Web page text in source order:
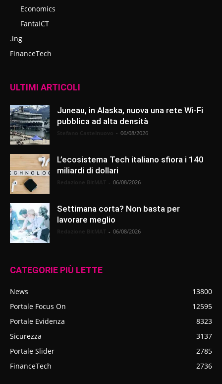
Economics
FantaICT
.ing
FinanceTech
ULTIMI ARTICOLI
Juneau, in Alaska, nuova una rete Wi-Fi
pubblica ad alta densità
- 06/08/2026
L’ecosistema Tech italiano sfiora i 140
miliardi di dollari
- 06/08/2026
Settimana corta? Non basta per
lavorare meglio
- 06/08/2026
CATEGORIE PIÙ LETTE
News
13800
Portale Focus On
12595
Portale Evidenza
8323
Sicurezza
3137
Portale Slider
2785
FinanceTech
2736